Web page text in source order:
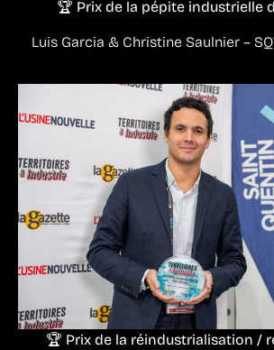
🏆 Prix de la pépite industrielle
Luis Garcia & Christine Saulnier –
🏆 Prix de la réindustrialisation /